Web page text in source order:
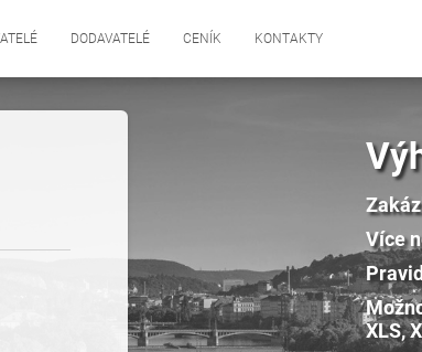
DODAVATELÉ CENÍK KONTAKTY
Více
XLS,